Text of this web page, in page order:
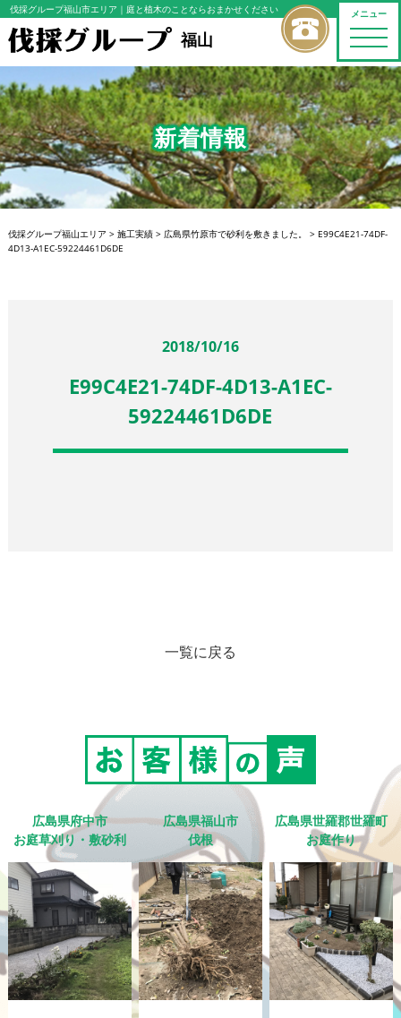
メニュー
toggle
伐採グループ福山市エリア ｜庭と植木のことならおまかせください
福山
新着情報
伐採グループ福山エリア > 施工実績> 広島県竹原市で砂利を敷きました。 > E99C4E21-74DF-
4D13-A1EC-59224461D6DE
2018/10/16
E99C4E21-74DF-4D13-A1EC-
59224461D6DE
一覧に戻る
広島県府中市
お庭草刈り・敷砂利
広島県福山市
伐根
広島県世羅郡世羅町
お庭作り